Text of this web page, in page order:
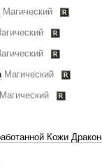
Магический
Магический
Магический
Кожи